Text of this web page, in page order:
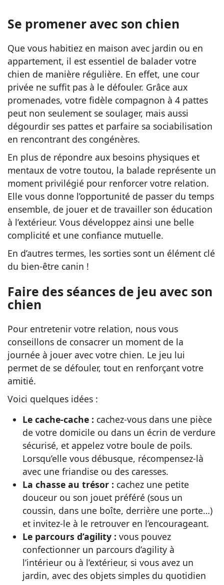
Se promener avec son chien
Que vous habitiez en maison avec jardin ou en
appartement, il est essentiel de balader votre
chien de manière régulière. En effet, une cour
privée ne suffit pas à le défouler. Grâce aux
promenades, votre fidèle compagnon à 4 pattes
peut non seulement se soulager, mais aussi
dégourdir ses pattes et parfaire sa sociabilisation
en rencontrant des congénères.
En plus de répondre aux besoins physiques et
mentaux de votre toutou, la balade représente un
moment privilégié pour renforcer votre relation.
Elle vous donne l’opportunité de passer du temps
ensemble, de jouer et de travailler son éducation
à l’extérieur. Vous développez ainsi une belle
complicité et une confiance mutuelle.
En d’autres termes, les sorties sont un élément clé
du bien-être canin !
Faire des séances de jeu avec son
chien
Pour entretenir votre relation, nous vous
conseillons de consacrer un moment de la
journée à jouer avec votre chien. Le jeu lui
permet de se défouler, tout en renforçant votre
amitié.
Voici quelques idées :
Le cache-cache : cachez-vous dans une pièce
de votre domicile ou dans un écrin de verdure
sécurisé, et appelez votre boule de poils.
Lorsqu’elle vous débusque, récompensez-là
avec une friandise ou des caresses.
La chasse au trésor : cachez une petite
douceur ou son jouet préféré (sous un
coussin, dans une boîte, derrière une porte…)
et invitez-le à le retrouver en l’encourageant.
Le parcours d’agility : vous pouvez
confectionner un parcours d’agility à
l’intérieur ou à l’extérieur, si vous avez un
jardin, avec des objets simples du quotidien